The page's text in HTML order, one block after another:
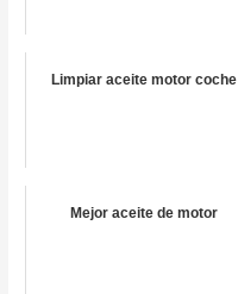
Limpiar aceite motor coche
Mejor aceite de motor